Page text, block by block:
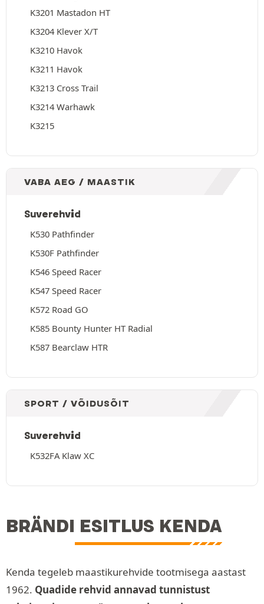
K3201 Mastadon HT
K3204 Klever X/T
K3210 Havok
K3211 Havok
K3213 Cross Trail
K3214 Warhawk
K3215
VABA AEG / MAASTIK
Suverehvid
K530 Pathfinder
K530F Pathfinder
K546 Speed Racer
K547 Speed Racer
K572 Road GO
K585 Bounty Hunter HT Radial
K587 Bearclaw HTR
SPORT / VÕIDUSÕIT
Suverehvid
K532FA Klaw XC
BRÄNDI ESITLUS KENDA
Kenda tegeleb maastikurehvide tootmisega aastast
1962. Quadide rehvid annavad tunnistust